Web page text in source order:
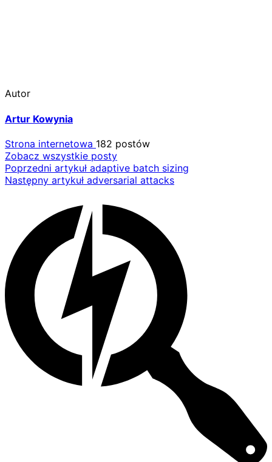
Autor
Artur Kowynia
Strona internetowa 182 postów
Zobacz wszystkie posty
Nawigacja
wpisu
Poprzedni artykuł adaptive batch sizing
Następny artykuł adversarial attacks